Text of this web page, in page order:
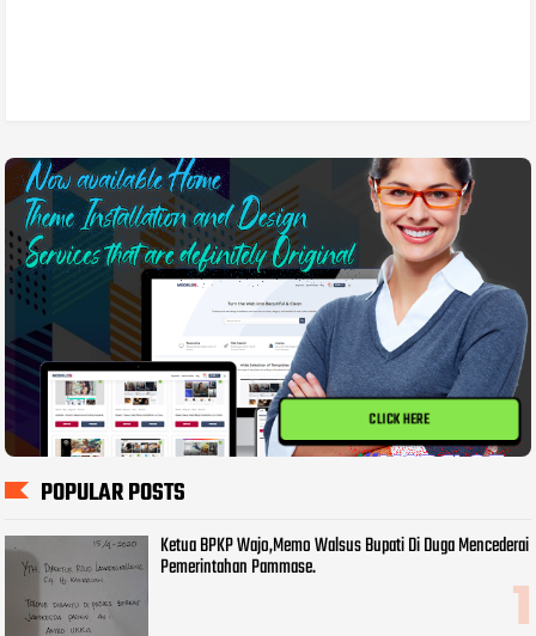
CLICK HERE
POPULAR POSTS
Ketua BPKP Wajo,Memo Walsus Bupati Di Duga Mencederai
Pemerintahan Pammase.